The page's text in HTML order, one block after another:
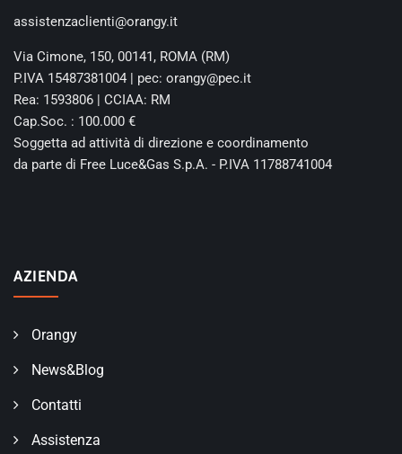
assistenzaclienti@orangy.it
Via Cimone, 150, 00141, ROMA (RM)
P.IVA 15487381004 | pec: orangy@pec.it
Rea: 1593806 | CCIAA: RM
Cap.Soc. : 100.000 €
Soggetta ad attività di direzione e coordinamento
da parte di Free Luce&Gas S.p.A. - P.IVA 11788741004
AZIENDA
Orangy
News&Blog
Contatti
Assistenza